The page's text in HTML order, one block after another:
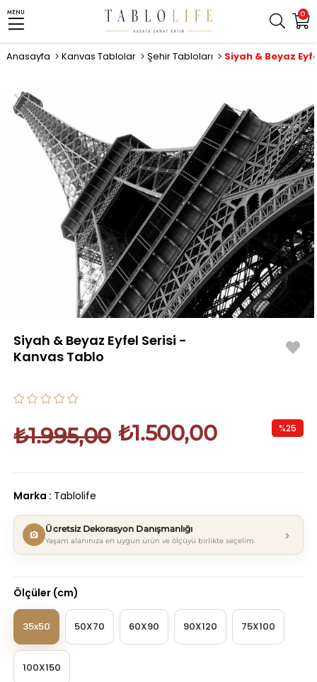
0
MENU
Anasayfa Kanvas Tablolar Şehir Tabloları Siyah & Beyaz
Siyah & Beyaz Eyfel Serisi -
Kanvas Tablo
₺1.995,00 ₺1.500,00 %25
Marka : Tablolife
Ücretsiz Dekorasyon Danışmanlığı
Yaşam alanınıza en uygun ürün ve ölçüyü birlikte seçelim. ›
Ölçüler (cm)
35x50 50X70 60X90 90X120 75X100
100X150